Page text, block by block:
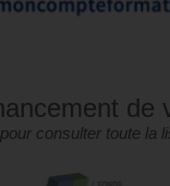
de
consulter toute la